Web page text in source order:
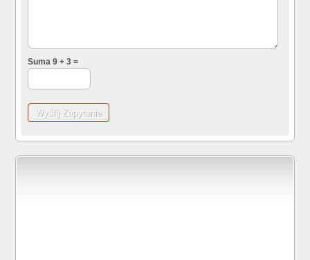
Suma 9 + 3 =